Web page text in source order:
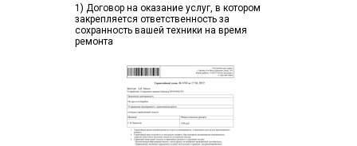
1) Договор на оказание услуг, в котором
закрепляется ответственность за
сохранность вашей техники на время
ремонта